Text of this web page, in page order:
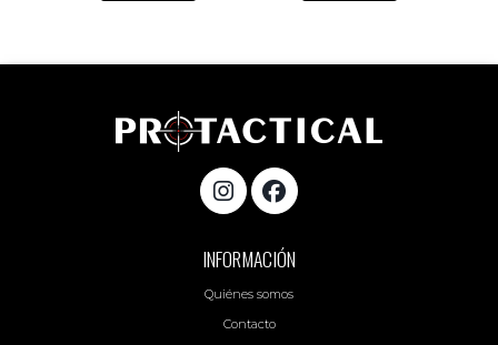
INFORMACIÓN
Quiénes somos
Contacto